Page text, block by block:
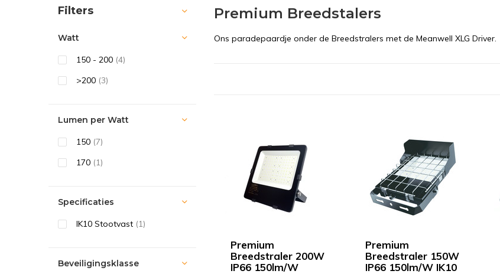
Premium Breedstalers
Ons paradepaardje onder de Breedstralers met de Meanwell XLG Driver.
Premium
Breedstraler 200W
IP66 150lm/W
Premium
Breedstraler 150W
IP66 150lm/W IK10
Sorteren op:
Filters
Watt
150 - 200 (4)
>200 (3)
Lumen per Watt
150 (7)
170 (1)
Specificaties
IK10 Stootvast (1)
Beveiligingsklasse